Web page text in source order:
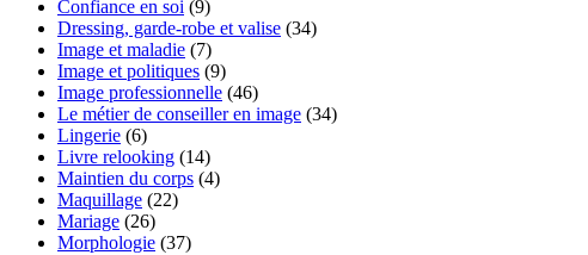
Confiance en soi (9)
Dressing, garde-robe et valise (34)
Image et maladie (7)
Image et politiques (9)
Image professionnelle (46)
Le métier de conseiller en image (34)
Lingerie (6)
Livre relooking (14)
Maintien du corps (4)
Maquillage (22)
Mariage (26)
Morphologie (37)